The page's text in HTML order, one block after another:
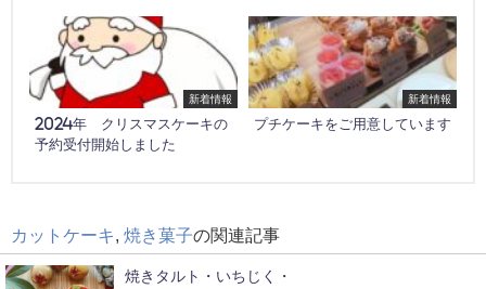
新着情報
2024年 クリスマスケーキの
予約受付開始しました
新着情報
プチケーキをご用意しています
カットケーキ 焼き菓子の関連記事
焼きタルト・いちじく・